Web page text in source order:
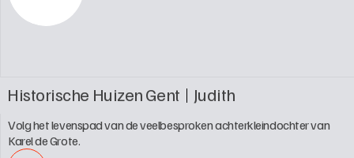
Historische Huizen Gent Judith
Volg het levenspad van de veelbesproken achterkleindochter van
Karel de Grote.